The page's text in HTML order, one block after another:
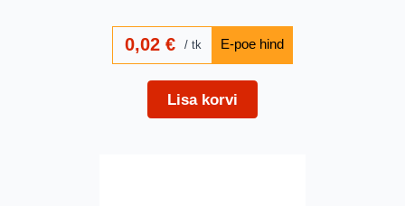
0,02€ tk
Lisa korvi